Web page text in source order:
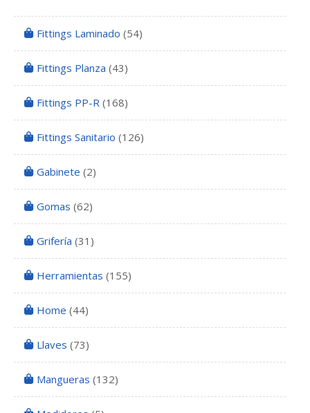
Fittings Laminado (54)
Fittings Planza (43)
Fittings PP-R (168)
Fittings Sanitario (126)
Gabinete (2)
Gomas (62)
Grifería (31)
Herramientas (155)
Home (44)
Llaves (73)
Mangueras (132)